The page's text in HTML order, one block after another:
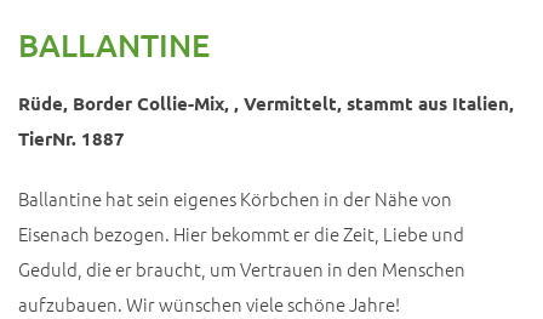
BALLANTINE
Rüde, Border Collie-Mix, , Vermittelt, stammt aus Italien,
TierNr. 1887
Ballantine hat sein eigenes Körbchen in der Nähe von
Eisenach bezogen. Hier bekommt er die Zeit, Liebe und
Geduld, die er braucht, um Vertrauen in den Menschen
aufzubauen. Wir wünschen viele schöne Jahre!